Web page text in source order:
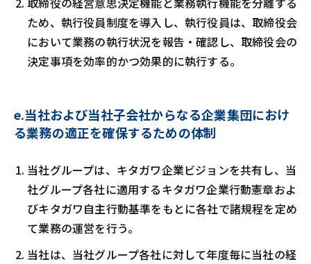
ため、執行役員制度を導入し、執行役員は、取締役会
において業務の執行状況を報告・確認し、取締役会の
決定事項を効率的かつ効果的に執行する。
e.当社および当社子会社からなる企業集団におけ
る業務の適正を確保するための体制
当社グループは、キタガワ企業ビジョンを共有し、当
社グループ各社に適用するキタガワ企業行動憲章およ
びキタガワ自主行動基準をもとに各社で諸規程を定め
て業務の運営を行う。
当社は、当社グループ各社に対して年度毎に当社の経